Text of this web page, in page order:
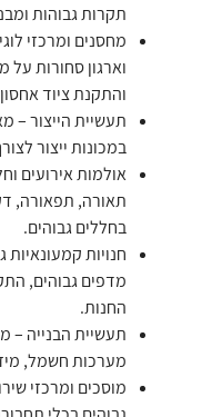
תקרות גבוהות
מחסנים ומרכזי
וארגון סחורות
והתקנת ציוד
תעשיית הייצור –
במכונות ייצור
אולמות אירועים
תאורה, תפאורה,
בחללים גבוהים.
חנויות
מדפים גבוהים,
החנות.
תעשיית הבנייה –
מערכות חשמל,
מוסכים ומרכזי